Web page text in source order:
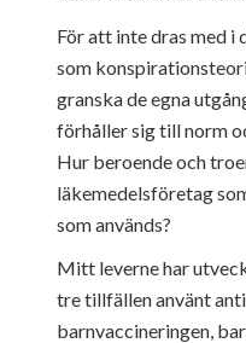
För att inte dras med
som
granska de egna
förhåller sig till norm
Hur beroende och
läkemedelsföretag
som används?
Mitt leverne har
tre tillfällen använt
barnvaccineringen,